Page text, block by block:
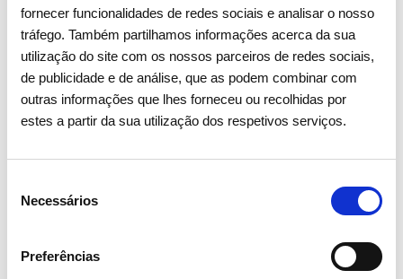
fornecer funcionalidades de redes sociais e analisar o nosso
tráfego. Também partilhamos informações acerca da sua
utilização do site com os nossos parceiros de redes sociais,
de publicidade e de análise, que as podem combinar com
outras informações que lhes forneceu ou recolhidas por
estes a partir da sua utilização dos respetivos serviços.
Necessários
Preferências